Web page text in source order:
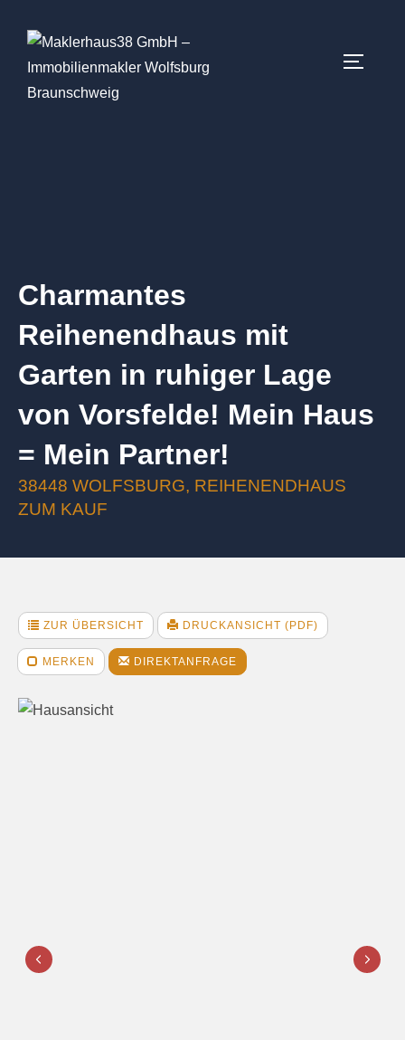
Charmantes
Reihenendhaus mit
Garten in ruhiger Lage
von Vorsfelde! Mein Haus
= Mein Partner!
38448 WOLFSBURG, REIHENENDHAUS
ZUM KAUF
ZUR ÜBERSICHT DRUCKANSICHT (PDF)
MERKEN DIREKTANFRAGE